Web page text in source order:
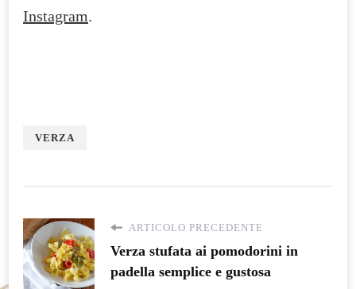
Instagram.
VERZA
ARTICOLO PRECEDENTE
Verza stufata ai pomodorini in
padella semplice e gustosa